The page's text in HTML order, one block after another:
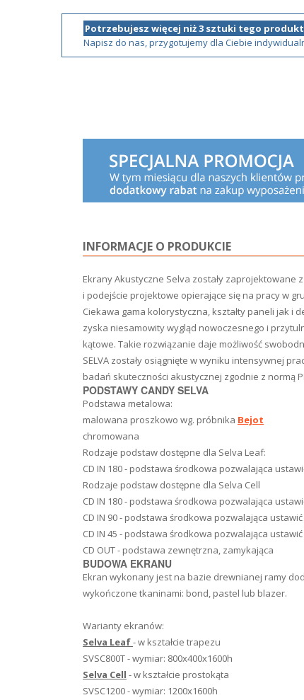
Potrzebujesz więcej niż 3 sztuki tego
Napisz do nas, przygotujemy dla Ciebie
INFORMACJE O PRODUKCIE
Ekrany Akustyczne Selva zostały
i podejście projektowe opierające się na pracy w
Ciekawa gama kolorystyczna, kształty paneli jak i
zyska niesamowity wygląd nowoczesnego i
kątowe. Takie rozwiązanie daje możliwość
SELVA zostały osiągnięte w wyniku intensywnej
badań skuteczności akustycznej zgodnie z normą
PODSTAWY CANDY SELVA
Podstawa metalowa:
malowana proszkowo wg. próbnika Bejot
chromowana
Rodzaje podstaw dostępne dla Selva Leaf:
CD IN 180 - podstawa środkowa pozwalająca
Rodzaje podstaw dostępne dla Selva Cell
CD IN 180 - podstawa środkowa pozwalająca
CD IN 90 - podstawa środkowa pozwalająca
CD IN 45 - podstawa środkowa pozwalająca
CD OUT - podstawa zewnętrzna, zamykająca
BUDOWA EKRANU
Ekran wykonany jest na bazie drewnianej ramy
wykończone tkaninami: bond, pastel lub blazer.
Warianty ekranów:
Selva Leaf- w kształcie trapezu
SVSC800T - wymiar: 800x400x1600h
Selva Cell - w kształcie prostokąta
SVSC1200 - wymiar: 1200x1600h